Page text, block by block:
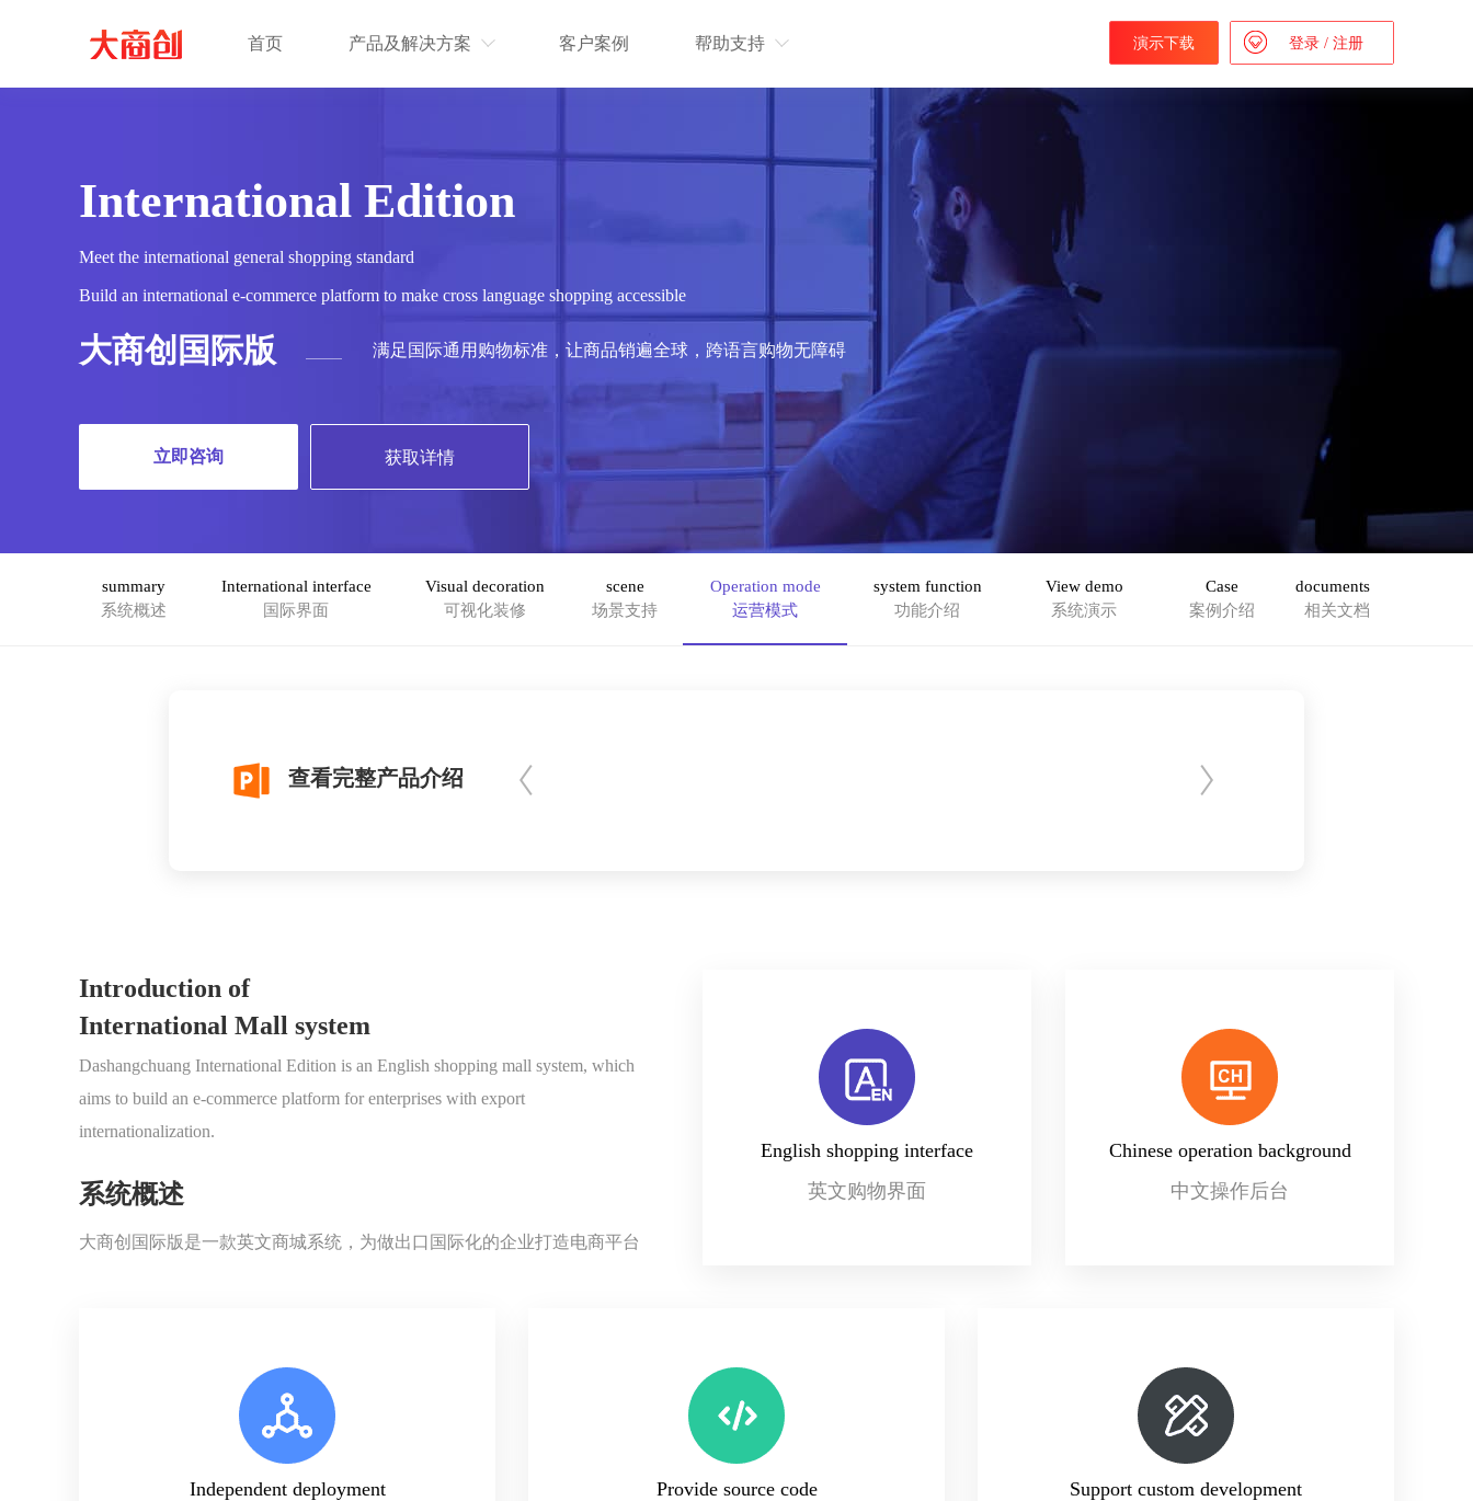
首页 产品及解决方案 客户案例 帮助支持 登录 /注册
演示下载
International Edition
Meet the international general shopping standard
Build an international e-commerce platform to make cross language shopping accessible
大商创国际版 满足国际通用购物标准，让商品销遍全球，跨语言购物无障碍
立即咨询 获取详情
summary
系统概述
International interface
国际界面
Visual decoration
可视化装修
scene
场景支持
Operation mode
运营模式
system function
功能介绍
View demo
系统演示
Case
案例介绍
documents
相关文档
查看完整产品介绍
Introduction of
International Mall system
Dashangchuang International Edition is an English shopping mall system, which
aims to build an e-commerce platform for enterprises with export
internationalization.
系统概述
大商创国际版是一款英文商城系统，为做出口国际化的企业打造电商平台
English shopping interface
英文购物界面
Chinese operation background
中文操作后台
Independent deployment
Provide source code
Support custom development